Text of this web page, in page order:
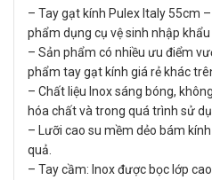
– Tay gạt kính Pulex Italy 55cm
phẩm dụng cụ vệ sinh nhập
– Sản phẩm có nhiều ưu điểm
phẩm tay gạt kính giá rẻ khác
– Chất liệu Inox sáng bóng,
hóa chất và trong quá trình sử
– Lưỡi cao su mềm dẻo bám
quả.
– Tay cầm: Inox được bọc lớp